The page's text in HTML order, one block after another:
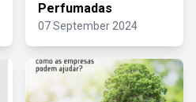
Perfumadas
07 September 2024